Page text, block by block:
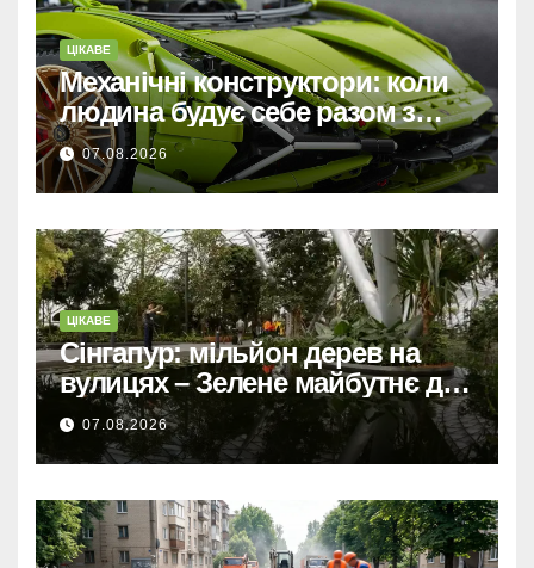
ЦІКАВЕ
Механічні конструктори: коли
людина будує себе разом з
машиною
07.08.2026
ЦІКАВЕ
Сінгапур: мільйон дерев на
вулицях – Зелене майбутнє для
міста-держави.
07.08.2026